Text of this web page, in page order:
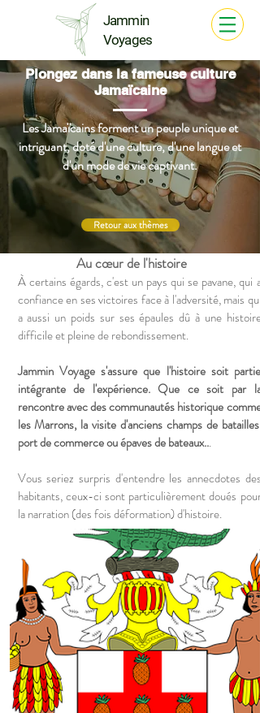
Jammin
Voyages
À certains égards, c'est un pays qui se pavane, qui a
confiance en ses victoires face à l'adversité, mais qui
a aussi un poids sur ses épaules dû à une histoire
difficile et pleine de rebondissement.
Jammin Voyage s'assure que l'histoire soit partie
intégrante de l'expérience. Que ce soit par la
rencontre avec des communautés historique comme
les Marrons, la visite d'anciens champs de batailles,
port de commerce ou épaves de bateaux...
Vous seriez surpris d'entendre les annecdotes des
habitants, ceux-ci sont particulièrement doués pour
la narration (des fois déformation) d'histoire.
Au cœur de l'histoire
Plongez dans la fameuse culture
Jamaïcaine
Les Jamaïcains forment un peuple unique et
intriguant, doté d'une culture, d'une langue et
d'un mode de vie captivant.
Retour aux thèmes